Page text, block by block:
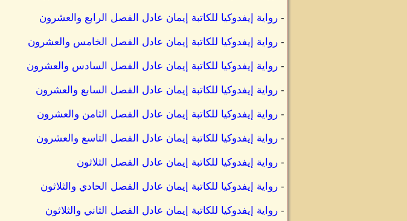
- رواية إيفدوكيا للكاتبة إيمان عادل الفصل الرابع والعشرون
- رواية إيفدوكيا للكاتبة إيمان عادل الفصل الخامس والعشرون
- رواية إيفدوكيا للكاتبة إيمان عادل الفصل السادس والعشرون
- رواية إيفدوكيا للكاتبة إيمان عادل الفصل السابع والعشرون
- رواية إيفدوكيا للكاتبة إيمان عادل الفصل الثامن والعشرون
- رواية إيفدوكيا للكاتبة إيمان عادل الفصل التاسع والعشرون
- رواية إيفدوكيا للكاتبة إيمان عادل الفصل الثلاثون
- رواية إيفدوكيا للكاتبة إيمان عادل الفصل الحادي والثلاثون
- رواية إيفدوكيا للكاتبة إيمان عادل الفصل الثاني والثلاثون